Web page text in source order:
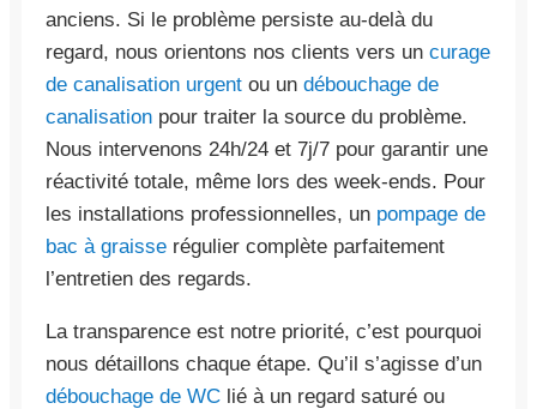
anciens. Si le problème persiste au-delà du
regard, nous orientons nos clients vers un curage
de canalisation urgent ou un débouchage de
canalisation pour traiter la source du problème.
Nous intervenons 24h/24 et 7j/7 pour garantir une
réactivité totale, même lors des week-ends. Pour
les installations professionnelles, un pompage de
bac à graisse régulier complète parfaitement
l’entretien des regards.
La transparence est notre priorité, c’est pourquoi
nous détaillons chaque étape. Qu’il s’agisse d’un
débouchage de WC lié à un regard saturé ou